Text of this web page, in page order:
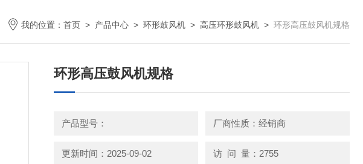
我的位置： 首页 > 产品中心 > 环形鼓风机 > 高压环形鼓风机 > 环形高压鼓风机规格
环形高压鼓风机规格
产品型号： 厂商性质：经销商
更新时间：2025-09-02 访 问 量：2755